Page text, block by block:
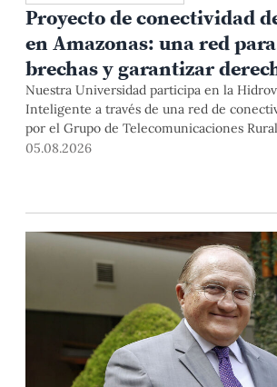
Proyecto de conectividad
en Amazonas: una red
brechas y garantizar
Nuestra Universidad participa en la
Inteligente a través de una red de
por el Grupo de Telecomunicaciones
desde el 2018. En esta nota repasamos
05.08.2026